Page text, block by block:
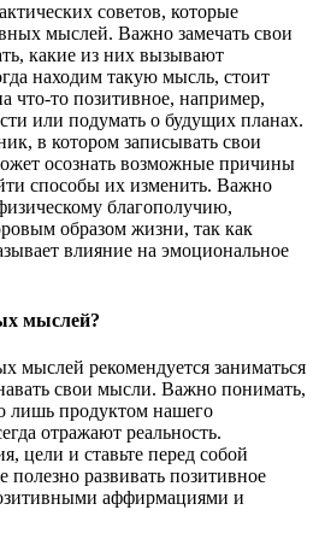
советов, которые
мыслей. Важно замечать свои
какие из них вызывают
находим такую мысль, стоит
что-то позитивное, например,
или подумать о будущих планах.
в котором записывать свои
осознать возможные причины
способы их изменить. Важно
благополучию,
образом жизни, так как
влияние на эмоциональное
мыслей?
мыслей рекомендуется заниматься
свои мысли. Важно понимать,
лишь продуктом нашего
отражают реальность.
цели и ставьте перед собой
полезно развивать позитивное
аффирмациями и